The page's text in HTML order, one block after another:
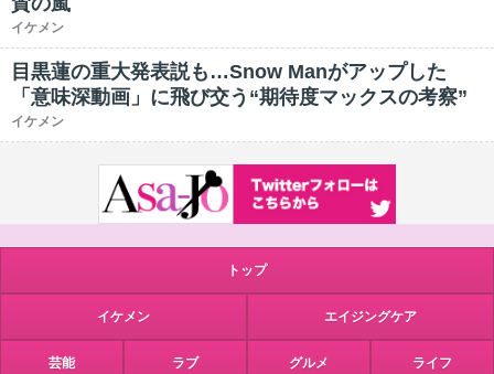
イケメン
目黒蓮の重大発表説も…Snow Manがアップした
「意味深動画」に飛び交う“期待度マックスの考察”
イケメン
トップ
イケメン エイジングケア
芸能 ラブ グルメ ライフ